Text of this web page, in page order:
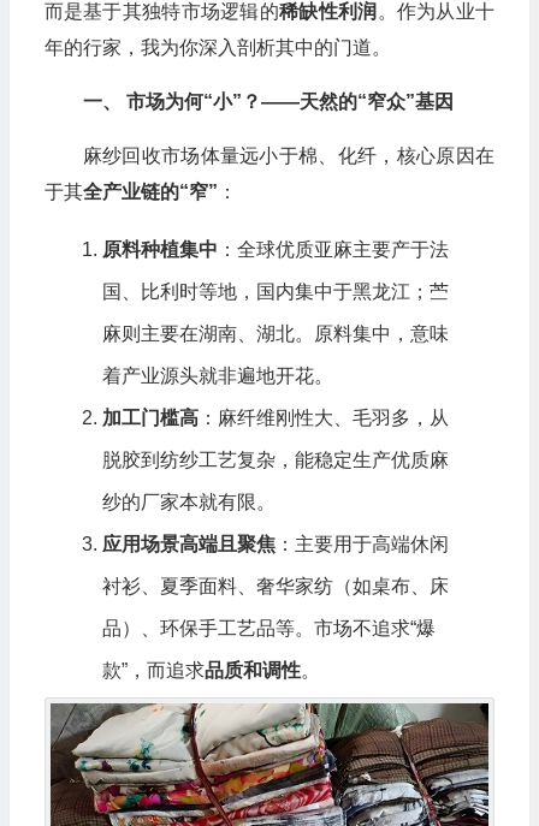
而是基于其独特市场逻辑的稀缺性利润 。作为从业十
年的行家，我为你深入剖析其中的门道。
一、 市场为何“小”？——天然的“窄众”基因
麻纱回收市场体量远小于棉、化纤，核心原因在
于其全产业链的“窄” ：
原料种植集中 ：全球优质亚麻主要产于法
国、比利时等地，国内集中于黑龙江；苎
麻则主要在湖南、湖北。原料集中，意味
着产业源头就非遍地开花。
加工门槛高：麻纤维刚性大、毛羽多，从
脱胶到纺纱工艺复杂，能稳定生产优质麻
纱的厂家本就有限。
应用场景高端且聚焦：主要用于高端休闲
衬衫、夏季面料、奢华家纺（如桌布、床
品）、环保手工艺品等。市场不追求“爆
款”，而追求品质和调性。